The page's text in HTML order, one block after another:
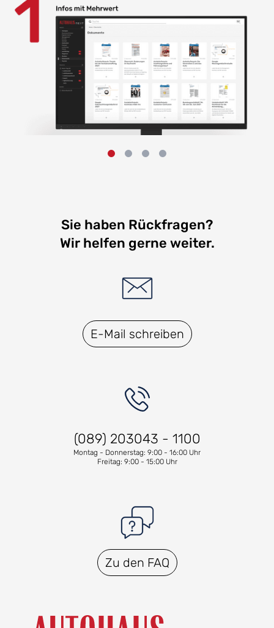
Sie haben Rückfragen?
Wir helfen gerne weiter.
E-Mail schreiben
(089) 203043 - 1100
Montag - Donnerstag: 9:00 - 16:00 Uhr
Freitag: 9:00 - 15:00 Uhr
Zu den FAQ